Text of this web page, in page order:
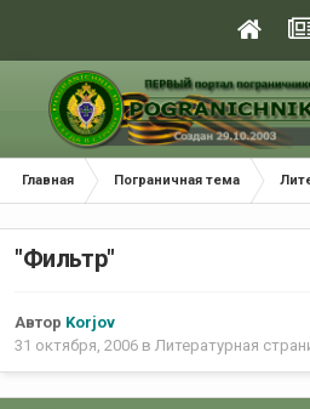
Главная Пограничная тема
"Фильтр"
Автор Korjov
31 октября, 2006 в Литературная